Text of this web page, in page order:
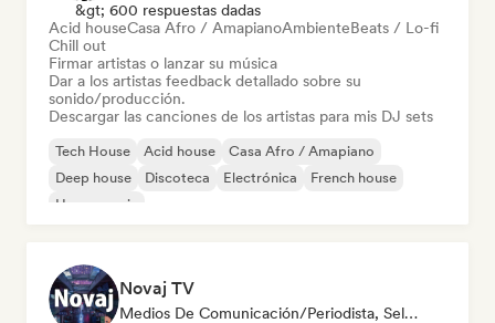
&gt; 600 respuestas dadas
Acid houseCasa Afro / AmapianoAmbienteBeats / Lo-fi
Chill out
Firmar artistas o lanzar su música
Dar a los artistas feedback detallado sobre su
sonido/producción.
Descargar las canciones de los artistas para mis DJ sets
Tech House Acid house
Casa Afro / Amapiano
Deep house
Discoteca Electrónica
French house
House music
Novaj TV
Medios De Comunicación/Periodista, Selected DJ